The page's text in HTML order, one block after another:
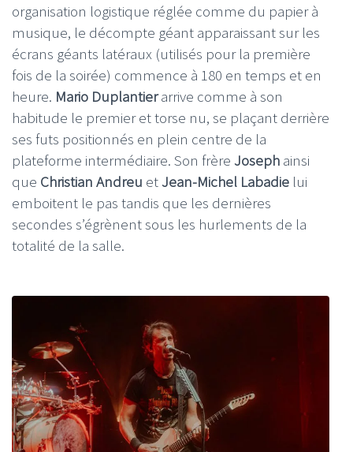
organisation logistique réglée comme du papier à
musique, le décompte géant apparaissant sur les
écrans géants latéraux (utilisés pour la première
fois de la soirée) commence à 180 en temps et en
heure. Mario Duplantierarrive comme à son
habitude le premier et torse nu, se plaçant derrière
ses futs positionnés en plein centre de la
plateforme intermédiaire. Son frère Joseph ainsi
que Christian Andreu etJean-Michel Labadie lui
emboitent le pas tandis que les dernières
secondes s’égrènent sous les hurlements de la
totalité de la salle.